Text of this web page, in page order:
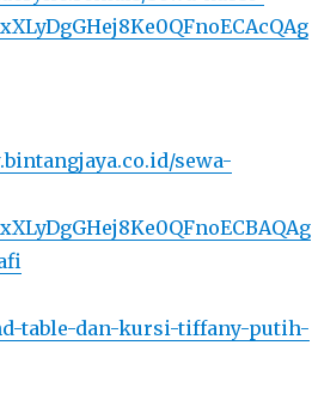
sewa-
table-dan-kursi-tiffany-putih-